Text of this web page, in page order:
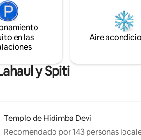
🚫
en las
Aire
y Spiti
Templo de Hidimba Devi
Recomendado por 143 personas